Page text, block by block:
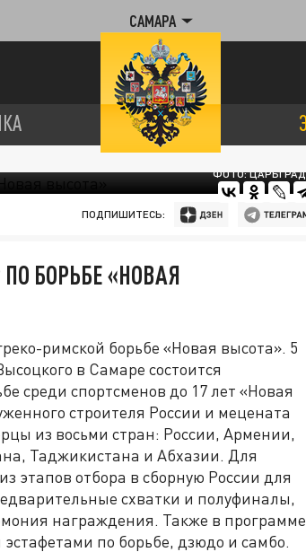
САМАРА
ФОТО: ЦАРЬГРАД
ПОДПИШИТЕСЬ:
БОРЬБЕ «НОВАЯ
римской борьбе «Новая высота». 5
в Самаре состоится
среди спортсменов до 17 лет «Новая
строителя России и мецената
из восьми стран: России, Армении,
Таджикистана и Абхазии. Для
этапов отбора в сборную России для
схватки и полуфиналы,
награждения. Также в программе
по борьбе, дзюдо и самбо.